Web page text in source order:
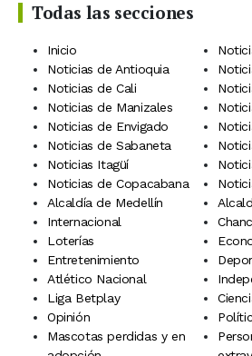
Todas las secciones
Inicio
Noticias de Antioquia
Noticias de Cali
Noticias de Manizales
Noticias de Envigado
Noticias de Sabaneta
Noticias Itagüí
Noticias de Copacabana
Alcaldía de Medellín
Internacional
Loterías
Entretenimiento
Atlético Nacional
Liga Betplay
Opinión
Mascotas perdidas y en